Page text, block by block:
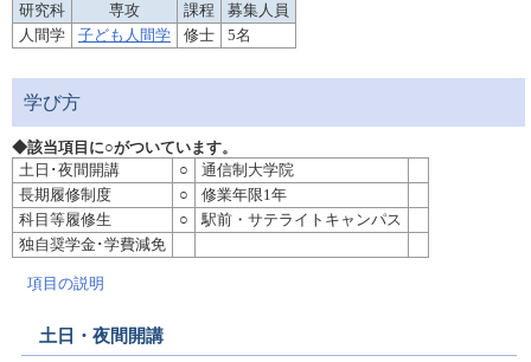
研究科 専攻 課程
募集人員
人間学
子ども人間学 修士 5名
学び方
◆該当項目に○がついています。
土日･夜間開講
○
通信制大学院
長期履修制度
○
修業年限1年
科目等履修生
○
駅前・サテライトキャンパス
独自奨学金･学費減免
項目の説明
土日・夜間開講